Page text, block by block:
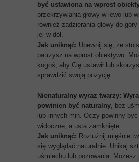
być ustawiona na wprost
przekrzywiania głowy w lewo lub
również zadzierania głowy do
jej w dół.
Jak uniknąć: Upewnij się, że
patrzysz na wprost obiektywu.
kogoś, aby Cię ustawił lub
sprawdzić swoją pozycję.
Nienaturalny wyraz twarzy:
powinien być naturalny, bez
lub innych min. Oczy powinny
widoczne, a usta zamknięte.
Jak uniknąć: Rozluźnij mięśnie
się wyglądać naturalnie. Unikaj
uśmiechu lub pozowania. Możesz